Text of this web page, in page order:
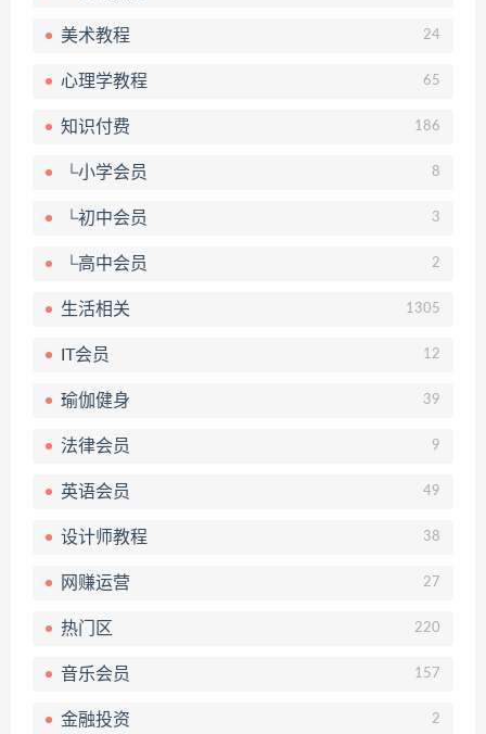
美术教程 24
心理学教程 65
知识付费 186
└小学会员 8
└初中会员 3
└高中会员 2
生活相关 1305
IT会员 12
瑜伽健身 39
法律会员 9
英语会员 49
设计师教程 38
网赚运营 27
热门区 220
音乐会员 157
金融投资 2